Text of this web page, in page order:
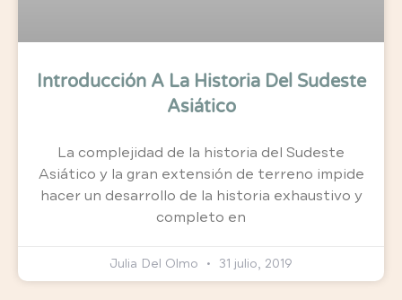
Introducción A La Historia Del Sudeste
Asiático
La complejidad de la historia del Sudeste
Asiático y la gran extensión de terreno impide
hacer un desarrollo de la historia exhaustivo y
completo en
Julia Del Olmo 31 julio, 2019